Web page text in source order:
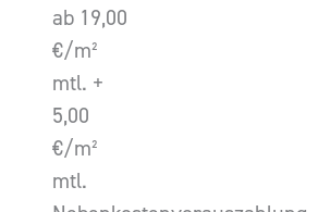
ab 19,00
€/m²
mtl. +
5,00
€/m²
mtl.